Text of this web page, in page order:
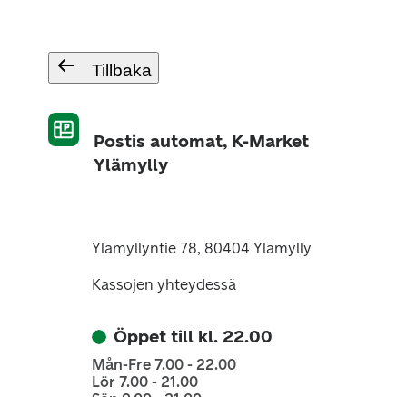
Tillbaka
Postis automat, K-Market
Ylämylly
Ylämyllyntie 78, 80404 Ylämylly
Kassojen yhteydessä
Öppet till kl. 22.00
Mån-Fre 7.00 - 22.00
Lör 7.00 - 21.00